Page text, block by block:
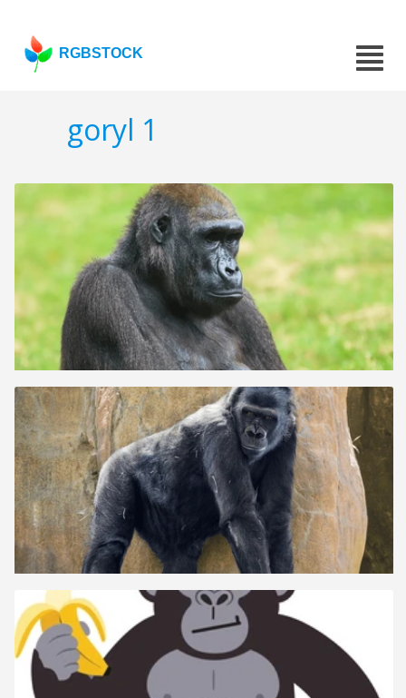
RGBSTOCK
goryl 1